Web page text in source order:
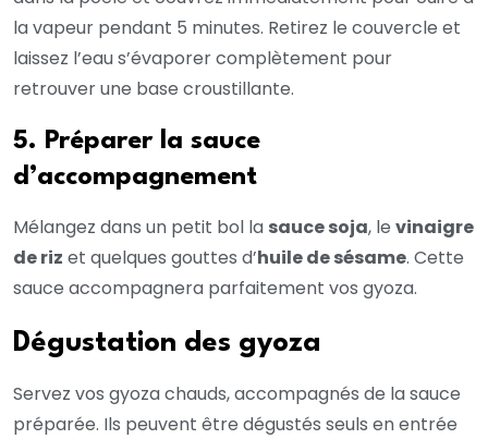
la vapeur pendant 5 minutes. Retirez le couvercle et
laissez l’eau s’évaporer complètement pour
retrouver une base croustillante.
5. Préparer la sauce
d’accompagnement
Mélangez dans un petit bol la sauce soja, le vinaigre
de riz et quelques gouttes d’huile de sésame. Cette
sauce accompagnera parfaitement vos gyoza.
Dégustation des gyoza
Servez vos gyoza chauds, accompagnés de la sauce
préparée. Ils peuvent être dégustés seuls en entrée